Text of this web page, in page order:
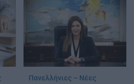
Πανελλήνιες – Νέες